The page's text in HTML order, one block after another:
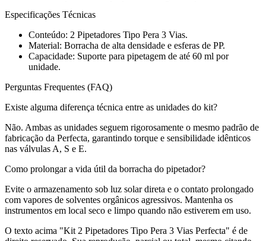
Especificações Técnicas
Conteúdo: 2 Pipetadores Tipo Pera 3 Vias.
Material: Borracha de alta densidade e esferas de PP.
Capacidade: Suporte para pipetagem de até 60 ml por
unidade.
Perguntas Frequentes (FAQ)
Existe alguma diferença técnica entre as unidades do kit?
Não. Ambas as unidades seguem rigorosamente o mesmo padrão de
fabricação da Perfecta, garantindo torque e sensibilidade idênticos
nas válvulas A, S e E.
Como prolongar a vida útil da borracha do pipetador?
Evite o armazenamento sob luz solar direta e o contato prolongado
com vapores de solventes orgânicos agressivos. Mantenha os
instrumentos em local seco e limpo quando não estiverem em uso.
O texto acima "Kit 2 Pipetadores Tipo Pera 3 Vias Perfecta" é de